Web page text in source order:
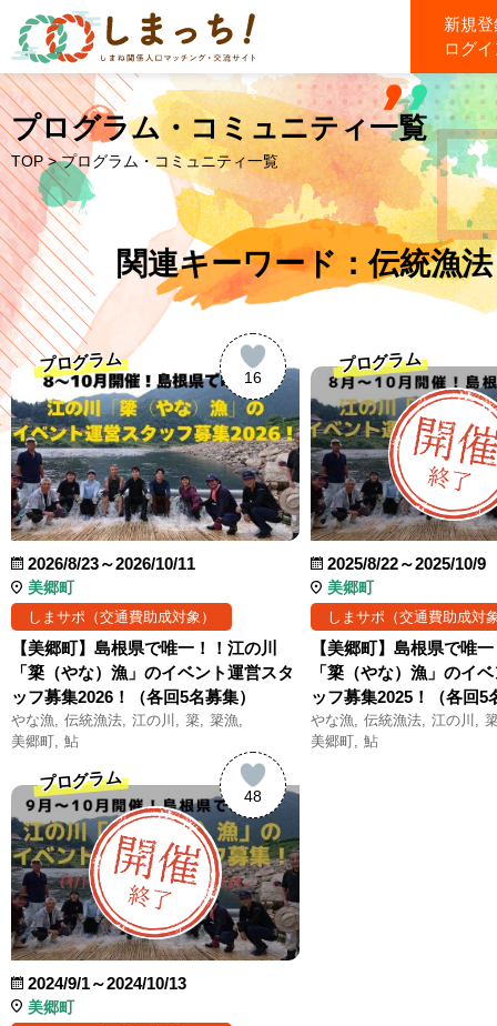
新規
ログ
プログラム・コミュニティ一覧
TOP > プログラム・コミュニティ一覧
関連キーワード：伝統漁法
16
プログラム
2026/8/23～2026/10/11
美郷町
しまサポ（交通費助成対象）
【美郷町】島根県で唯一！！江の川
「簗（やな）漁」のイベント運営スタ
ッフ募集2026！（各回5名募集）
やな漁 伝統漁法 江の川 簗
簗漁
美郷町 鮎
プログラム
2025/8/22～2025/10/9
美郷町
しまサポ（交通費助成対
【美郷町】島根県で唯
「簗（やな）漁」のイ
ッフ募集2025！（各回5
やな漁 伝統漁法 江の川
美郷町
鮎
48
プログラム
2024/9/1～2024/10/13
美郷町